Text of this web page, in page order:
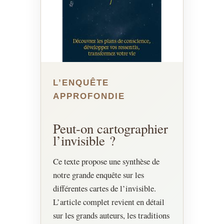
L’ENQUÊTE
APPROFONDIE
Peut-on cartographier
l’invisible ?
Ce texte propose une synthèse de
notre grande enquête sur les
différentes cartes de l’invisible.
L’article complet revient en détail
sur les grands auteurs, les traditions